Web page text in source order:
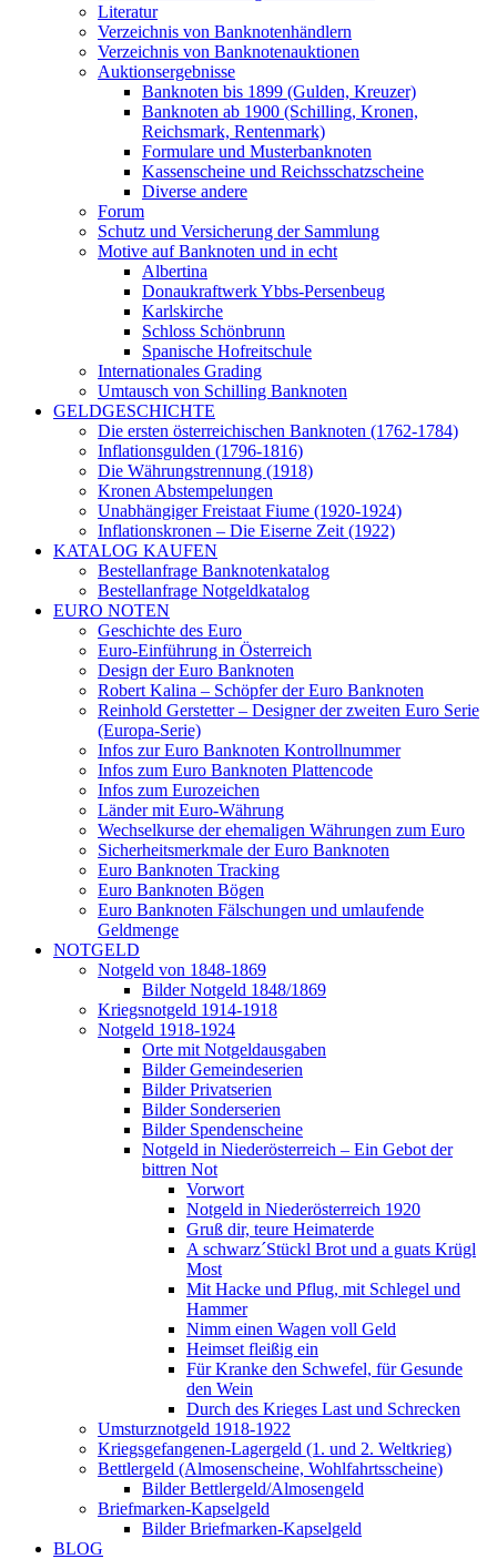
Literatur
Verzeichnis von Banknotenhändlern
Verzeichnis von Banknotenauktionen
Auktionsergebnisse
Banknoten bis 1899 (Gulden, Kreuzer)
Banknoten ab 1900 (Schilling, Kronen,
Reichsmark, Rentenmark)
Formulare und Musterbanknoten
Kassenscheine und Reichsschatzscheine
Diverse andere
Forum
Schutz und Versicherung der Sammlung
Motive auf Banknoten und in echt
Albertina
Donaukraftwerk Ybbs-Persenbeug
Karlskirche
Schloss Schönbrunn
Spanische Hofreitschule
Internationales Grading
Umtausch von Schilling Banknoten
GELDGESCHICHTE
Die ersten österreichischen Banknoten (1762-1784)
Inflationsgulden (1796-1816)
Die Währungstrennung (1918)
Kronen Abstempelungen
Unabhängiger Freistaat Fiume (1920-1924)
Inflationskronen – Die Eiserne Zeit (1922)
KATALOG KAUFEN
Bestellanfrage Banknotenkatalog
Bestellanfrage Notgeldkatalog
EURO NOTEN
Geschichte des Euro
Euro-Einführung in Österreich
Design der Euro Banknoten
Robert Kalina – Schöpfer der Euro Banknoten
Reinhold Gerstetter – Designer der zweiten Euro Serie
(Europa-Serie)
Infos zur Euro Banknoten Kontrollnummer
Infos zum Euro Banknoten Plattencode
Infos zum Eurozeichen
Länder mit Euro-Währung
Wechselkurse der ehemaligen Währungen zum Euro
Sicherheitsmerkmale der Euro Banknoten
Euro Banknoten Tracking
Euro Banknoten Bögen
Euro Banknoten Fälschungen und umlaufende
Geldmenge
NOTGELD
Notgeld von 1848-1869
Bilder Notgeld 1848/1869
Kriegsnotgeld 1914-1918
Notgeld 1918-1924
Orte mit Notgeldausgaben
Bilder Gemeindeserien
Bilder Privatserien
Bilder Sonderserien
Bilder Spendenscheine
Notgeld in Niederösterreich – Ein Gebot der
bittren Not
Vorwort
Notgeld in Niederösterreich 1920
Gruß dir, teure Heimaterde
A schwarz´Stückl Brot und a guats Krügl
Most
Mit Hacke und Pflug, mit Schlegel und
Hammer
Nimm einen Wagen voll Geld
Heimset fleißig ein
Für Kranke den Schwefel, für Gesunde
den Wein
Durch des Krieges Last und Schrecken
Umsturznotgeld 1918-1922
Kriegsgefangenen-Lagergeld (1. und 2. Weltkrieg)
Bettlergeld (Almosenscheine, Wohlfahrtsscheine)
Bilder Bettlergeld/Almosengeld
Briefmarken-Kapselgeld
Bilder Briefmarken-Kapselgeld
BLOG